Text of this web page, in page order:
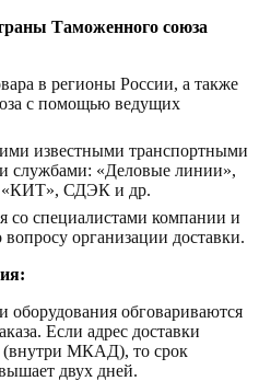
Таможенного союза
в регионы России, а также
с помощью ведущих
известными транспортными
службами: «Деловые линии»,
«КИТ», СДЭК и др.
со специалистами компании и
организации доставки.
оборудования обговариваются
Если адрес доставки
(внутри МКАД), то срок
двух дней.